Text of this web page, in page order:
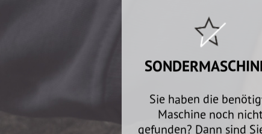
Sie haben die
Maschine noch
gefunden? Dann sind